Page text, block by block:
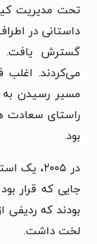
تحت مدیریت
گسترش یافت.
می‌کردند. اغلب
مسیر رسیدن به
راستای سعادت
بود.
در ۲۰۰۵،
جایی که قرار
بودند که ردیفی
لخت داشت.